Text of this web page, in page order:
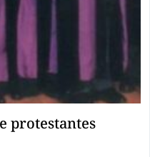
protestantes